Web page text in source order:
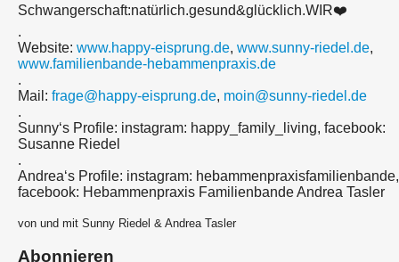
Schwangerschaft:natürlich.gesund&glücklich.WIR❤️
.
Website: www.happy-eisprung.de, www.sunny-riedel.de,
www.familienbande-hebammenpraxis.de
.
Mail: frage@happy-eisprung.de, moin@sunny-riedel.de
.
Sunny‘s Profile: instagram: happy_family_living, facebook:
Susanne Riedel
.
Andrea‘s Profile: instagram: hebammenpraxisfamilienbande,
facebook: Hebammenpraxis Familienbande Andrea Tasler
von und mit Sunny Riedel & Andrea Tasler
Abonnieren